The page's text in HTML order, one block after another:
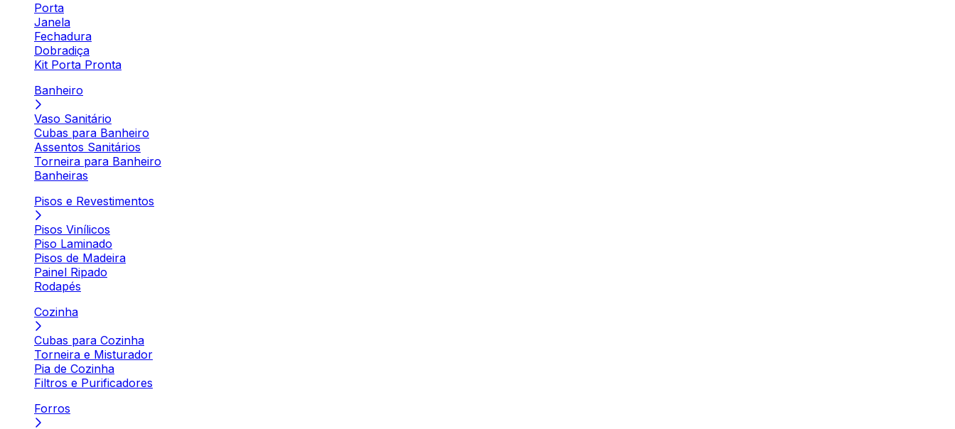
Porta
Janela
Fechadura
Dobradiça
Kit Porta Pronta
Banheiro
Vaso Sanitário
Cubas para Banheiro
Assentos Sanitários
Torneira para Banheiro
Banheiras
Pisos e Revestimentos
Pisos Vinílicos
Piso Laminado
Pisos de Madeira
Painel Ripado
Rodapés
Cozinha
Cubas para Cozinha
Torneira e Misturador
Pia de Cozinha
Filtros e Purificadores
Forros